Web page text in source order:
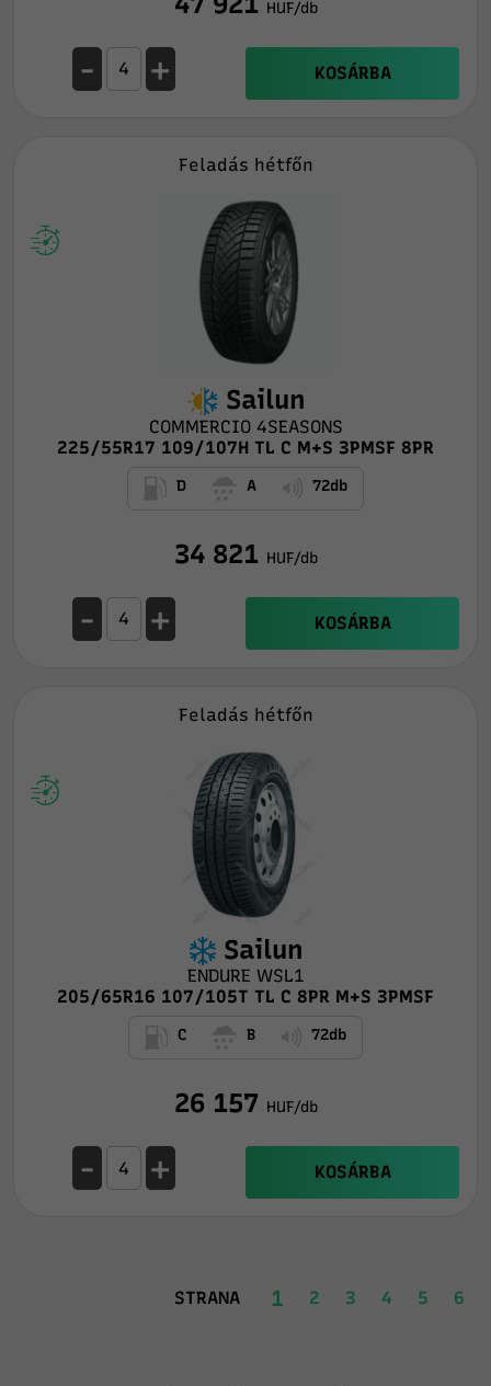
HUF/db
- + KOSÁRBA
Feladás hétfőn
Sailun
COMMERCIO 4SEASONS
225/55R17 109/107H TL C M+S 3PMSF 8PR
D A 72db
34 821 HUF/db
- + KOSÁRBA
Feladás hétfőn
Sailun
ENDURE WSL1
205/65R16 107/105T TL C 8PR M+S 3PMSF
C B 72db
26 157 HUF/db
- + KOSÁRBA
STRANA 1 2 3 4 5 6